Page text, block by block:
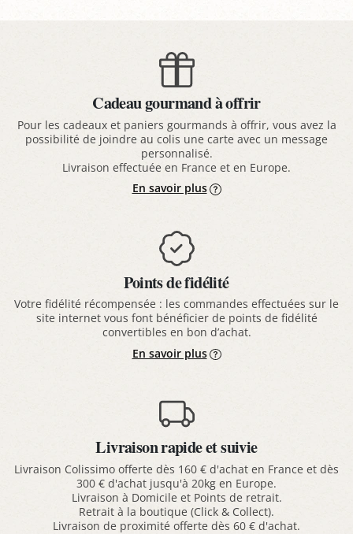
Cadeau gourmand à offrir
Pour les cadeaux et paniers gourmands à offrir, vous avez la
possibilité de joindre au colis une carte avec un message
personnalisé.
Livraison effectuée en France et en Europe.
En savoir plus
Points de fidélité
Votre fidélité récompensée : les commandes effectuées sur le
site internet vous font bénéficier de points de fidélité
convertibles en bon d’achat.
En savoir plus
Livraison rapide et suivie
Livraison Colissimo offerte dès 160 € d'achat en France et dès
300 € d'achat jusqu'à 20kg en Europe.
Livraison à Domicile et Points de retrait.
Retrait à la boutique (Click & Collect).
Livraison de proximité offerte dès 60 € d'achat.